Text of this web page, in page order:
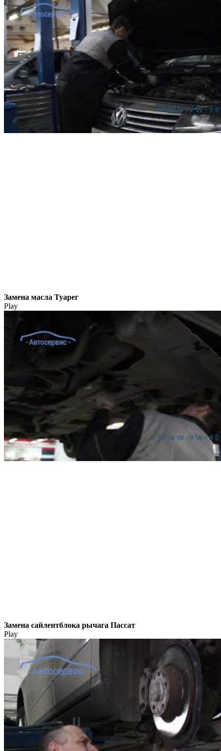
Замена масла Туарег
Play
Замена сайлентблока рычага Пассат
Play